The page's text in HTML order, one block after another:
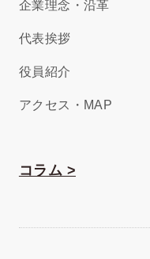
企業理念・沿革
代表挨拶
役員紹介
アクセス・MAP
コラム >